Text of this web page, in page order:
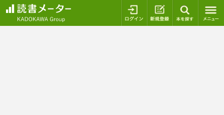
ログイン 新規登録